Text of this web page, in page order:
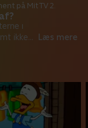
i
ikke... Læs mere
på Mit TV 2.